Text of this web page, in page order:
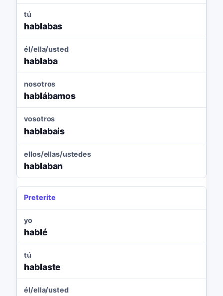
tú
hablabas
él/ella/usted
hablaba
nosotros
hablábamos
vosotros
hablabais
ellos/ellas/ustedes
hablaban
Preterite
yo
hablé
tú
hablaste
él/ella/usted